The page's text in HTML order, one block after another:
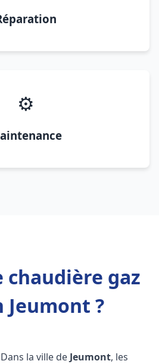
⚙️
chaudière gaz
Jeumont ?
Dans la ville de Jeumont, les